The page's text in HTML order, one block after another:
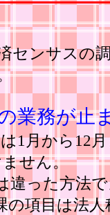
センサスの
業務が止
1月から12
せん。
違った方法
項目は法